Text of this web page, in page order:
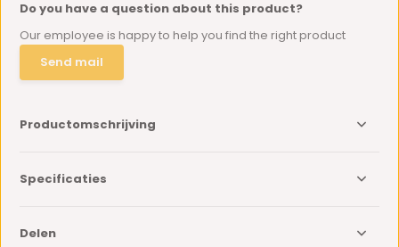
Do you have a question about this product?
Our employee is happy to help you find the right product
Send mail
Productomschrijving
Specificaties
Delen